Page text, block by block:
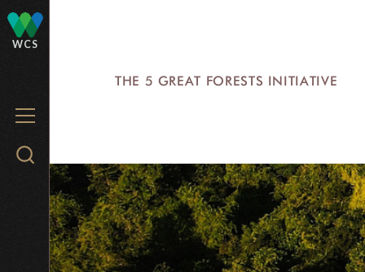
WCS
MENU
Search
WCS.org
THE 5 GREAT FORESTS INITIATIVE